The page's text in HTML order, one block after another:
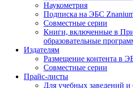
Наукометрия
Подписка на ЭБС
Совместные серии
Книги, включенные в
образовательные
Издателям
Размещение контента в
Совместные серии
Прайс-листы
Для учебных заведений и